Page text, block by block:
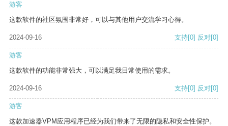
游客
这款软件的社区氛围非常好，可以与其他用户交流学习心得。
2024-09-16 支持[0] 反对[0]
游客
这款软件的功能非常强大，可以满足我日常使用的需求。
2024-09-16 支持[0] 反对[0]
游客
这款加速器VPM应用程序已经为我们带来了无限的隐私和安全性保护。